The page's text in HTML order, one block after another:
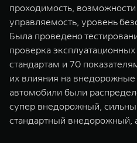
проходимость, возможности
управляемость, уровень
Была проведено
проверка
стандартам и 70
их влияния на внедорожные
автомобили были
супер внедорожный,
стандартный внедорожный,